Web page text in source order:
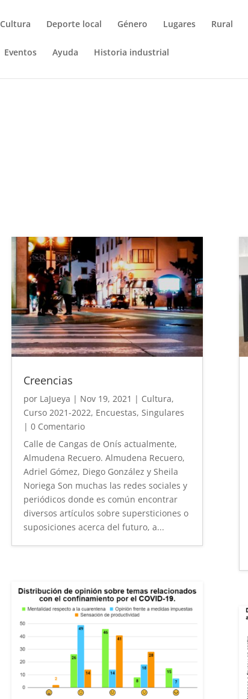
Cultura Deporte local Género Lugares Rural
Eventos Ayuda Historia industrial
Creencias
por LaJueya | Nov 19, 2021 | Cultura,
Curso 2021-2022, Encuestas, Singulares
| 0 Comentario
Calle de Cangas de Onís actualmente,
Almudena Recuero. Almudena Recuero,
Adriel Gómez, Diego González y Sheila
Noriega Son muchas las redes sociales y
periódicos donde es común encontrar
diversos artículos sobre supersticiones o
suposiciones acerca del futuro, a...